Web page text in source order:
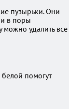
пузырьки. Они
и в поры
можно удалить все
белой помогут